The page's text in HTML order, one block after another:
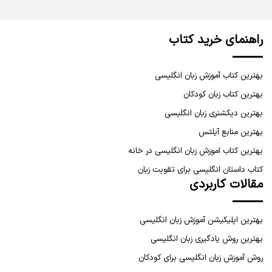
راهنمای خرید کتاب
بهترین کتاب آموزش زبان انگلیسی
بهترین کتاب زبان کودکان
بهترین دیکشنری زبان انگلیسی
بهترین منابع آیلتس
بهترین کتاب اموزش زبان انگلیسی در خانه
کتاب داستان انگلیسی برای تقویت زبان
مقالات کاربردی
بهترین اپلیکیشن آموزش زبان انگلیسی
بهترین روش یادگیری زبان انگلیسی
روش آموزش زبان انگلیسی برای کودکان